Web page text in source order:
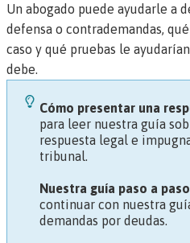
Un abogado puede ayudarle a
defensa o contrademandas,
caso y qué pruebas le
debe.
Cómo presentar una
para leer nuestra guía
respuesta legal e
tribunal.
Nuestra guía paso a paso
continuar con nuestra
demandas por deudas.